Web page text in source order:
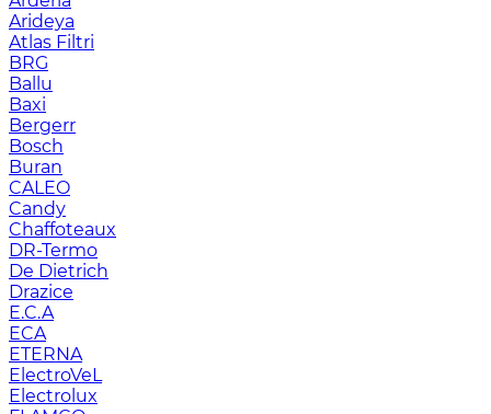
Arideya
Atlas Filtri
BRG
Ballu
Baxi
Bergerr
Bosch
Buran
CALEO
Candy
Chaffoteaux
DR-Termo
De Dietrich
Drazice
E.C.A
ECA
ETERNA
ElectroVeL
Electrolux